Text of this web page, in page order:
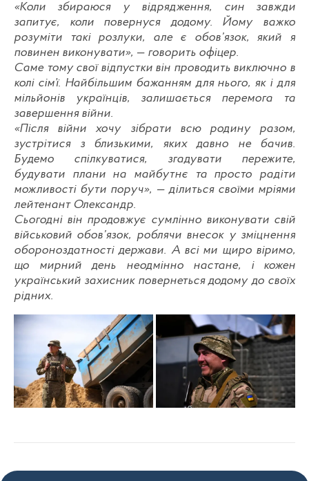
«Коли збираюся у відрядження, син завжди
запитує, коли повернуся додому. Йому важко
розуміти такі розлуки, але є обов’язок, який я
повинен виконувати», — говорить офіцер.
Саме тому свої відпустки він проводить виключно в
колі сім’ї. Найбільшим бажанням для нього, як і для
мільйонів українців, залишається перемога та
завершення війни.
«Після війни хочу зібрати всю родину разом,
зустрітися з близькими, яких давно не бачив.
Будемо спілкуватися, згадувати пережите,
будувати плани на майбутнє та просто радіти
можливості бути поруч», — ділиться своїми мріями
лейтенант Олександр.
Сьогодні він продовжує сумлінно виконувати свій
військовий обов’язок, роблячи внесок у зміцнення
обороноздатності держави. А всі ми щиро віримо,
що мирний день неодмінно настане, і кожен
український захисник повернеться додому до своїх
рідних.